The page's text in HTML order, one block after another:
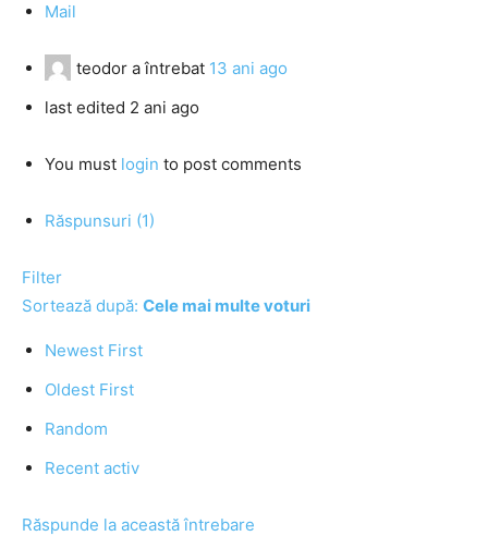
Mail
teodor a întrebat 13 ani ago
last edited 2 ani ago
You must login to post comments
Răspunsuri (1)
Filter
Sortează după: Cele mai multe voturi
Newest First
Oldest First
Random
Recent activ
Răspunde la această întrebare